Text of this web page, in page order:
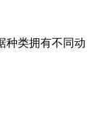
种类拥有不同动